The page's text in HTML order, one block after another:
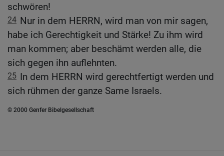
schwören!
24 Nur in dem HERRN, wird man von mir sagen,
habe ich Gerechtigkeit und Stärke! Zu ihm wird
man kommen; aber beschämt werden alle, die
sich gegen ihn auflehnten.
25 In dem HERRN wird gerechtfertigt werden und
sich rühmen der ganze Same Israels.
© 2000 Genfer Bibelgesellschaft